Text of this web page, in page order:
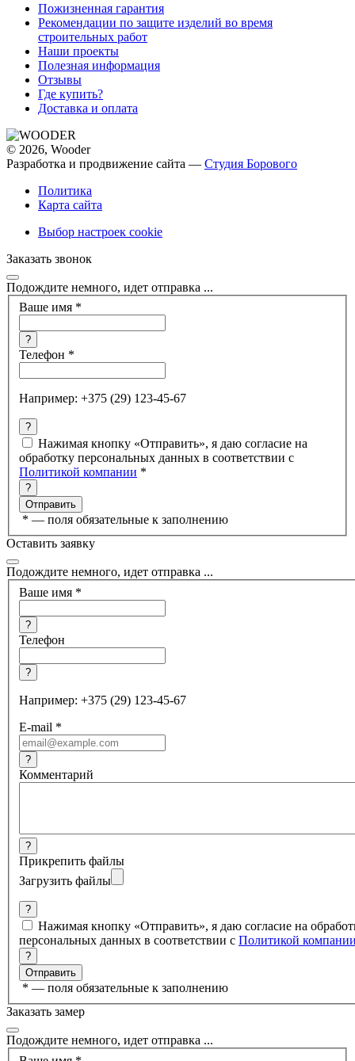
Пожизненная гарантия
Рекомендации по защите изделий во время
строительных работ
Наши проекты
Полезная информация
Отзывы
Где купить?
Доставка и оплата
© 2026, Wooder
Разработка и продвижение сайта — Студия Борового
Политика
Карта сайта
Выбор настроек cookie
Заказать звонок
Подождите немного, идет отправка ...
Ваше имя *
?
Телефон *
Например: +375 (29) 123-45-67
?
Нажимая кнопку «Отправить», я даю согласие на
обработку персональных данных в соответствии с
Политикой компании *
?
* — поля обязательные к заполнению
Оставить заявку
Подождите немного, идет отправка ...
Ваше имя *
?
Телефон
?
Например: +375 (29) 123-45-67
E-mail *
?
Комментарий
?
Прикрепить файлы
Загрузить файлы
?
Нажимая кнопку «Отправить», я даю согласие на
персональных данных в соответствии с Политикой
?
* — поля обязательные к заполнению
Заказать замер
Подождите немного, идет отправка ...